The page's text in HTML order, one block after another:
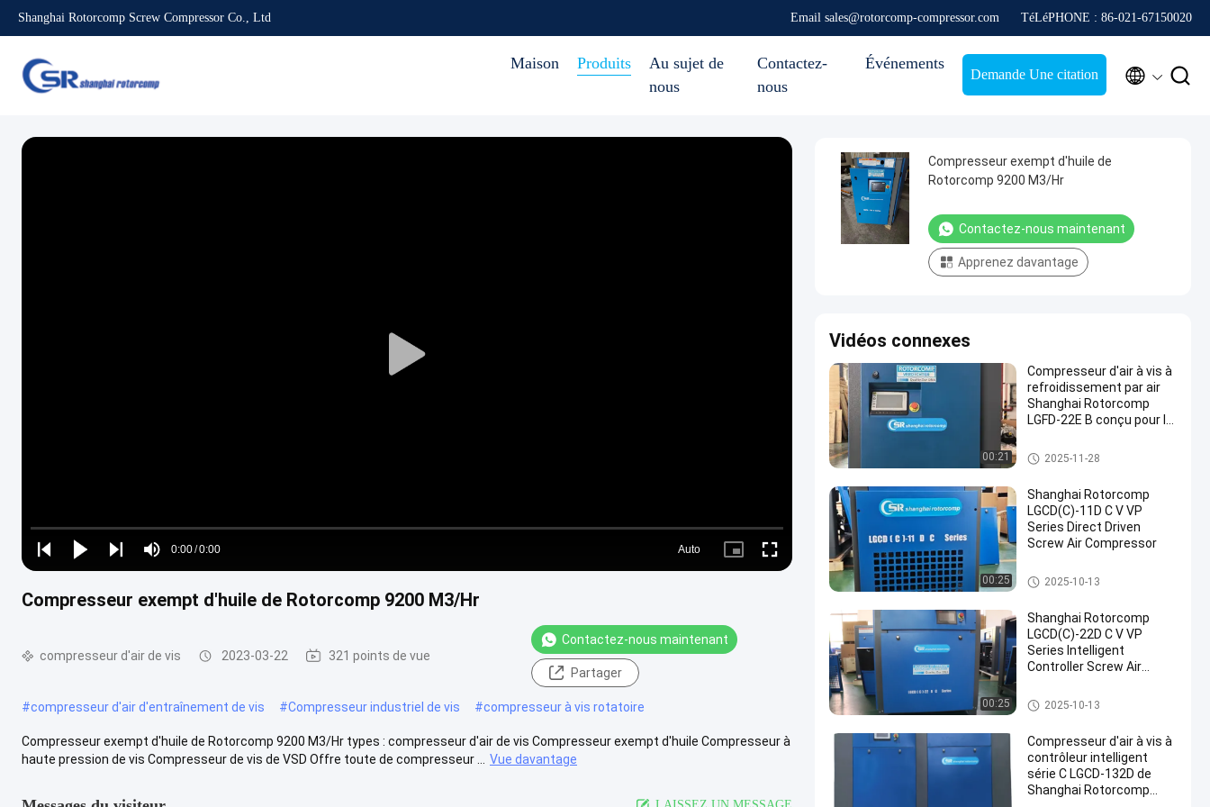
Shanghai Rotorcomp Screw Compressor Co., Ltd Email sales@rotorcomp-compressor.com TéLéPHONE : 86-021-67150020
Maison Produits
Au sujet de
nous
Contactez-
nous
Événements
Demande Une citation  
Play
Play
Play
Play
Mute
Time
0:00/0:00
Loaded:
0%
Auto
Picture- Fullscreen
Compresseur exempt d'huile de Rotorcomp 9200 M3/Hr
compresseur d'air de vis 2023-03-22 321 points de vue
Contactez-nous maintenant
Partager
#compresseur d'air d'entraînement de vis #Compresseur industriel de vis #compresseur à vis rotatoire
Compresseur exempt d'huile de Rotorcomp 9200 M3/Hr types : compresseur d'air de vis Compresseur exempt d'huile Compresseur à
haute pression de vis Compresseur de vis de VSD Offre toute de compresseur ...
Vue davantage
LAISSEZ UN MESSAGE
Compresseur exempt d'huile de
Rotorcomp 9200 M3/Hr
Contactez-nous maintenant
Apprenez davantage
Vidéos connexes
00:21
Compresseur d'air à vis à
refroidissement par air
Shanghai Rotorcomp
LGFD-22E B conçu pour la
industrielle et les
économies d'énergie
compresseur d'air de vis
2025-11-28
00:25
Shanghai Rotorcomp
LGCD(C)-11D C V VP
Series Direct Driven
Screw Air Compressor
compresseur d'air de vis
2025-10-13
00:25
Shanghai Rotorcomp
LGCD(C)-22D C V VP
Series Intelligent
Controller Screw Air
Optimal Energy Savings
compresseur d'air de vis
2025-10-13
Compresseur d'air à vis à
contrôleur intelligent
série C LGCD-132D de
Shanghai Rotorcomp